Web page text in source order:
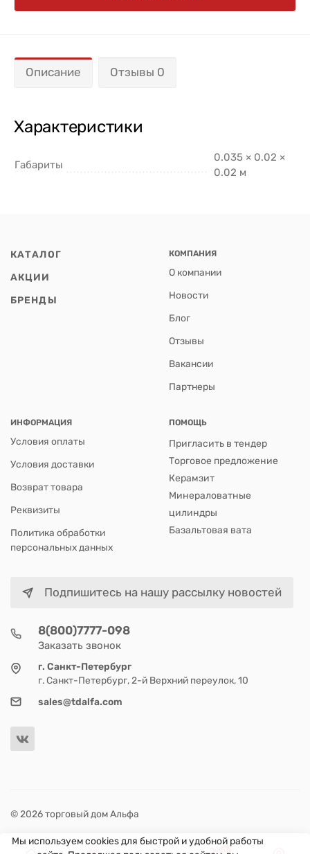
Описание Отзывы 0
Характеристики
Габариты
0.035 × 0.02 ×
0.02 м
КАТАЛОГ
АКЦИИ
БРЕНДЫ
КОМПАНИЯ
О компании
Новости
Блог
Отзывы
Вакансии
Партнеры
ИНФОРМАЦИЯ
Условия оплаты
Условия доставки
Возврат товара
Реквизиты
Политика обработки
персональных данных
ПОМОЩЬ
Пригласить в тендер
Торговое предложение
Керамзит
Минераловатные
цилиндры
Базальтовая вата
Подпишитесь на нашу рассылку новостей
8(800)7777-098
Заказать звонок
г. Санкт-Петербург
г. Санкт-Петербург, 2-й Верхний переулок, 10
sales@tdalfa.com
© 2026 торговый дом Альфа
Мы используем cookies для быстрой и удобной работы
0